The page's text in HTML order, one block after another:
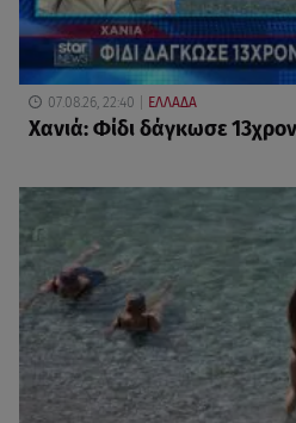
07.08.26, 22:40 ΕΛΛΑΔΑ
Χανιά: Φίδι δάγκωσε